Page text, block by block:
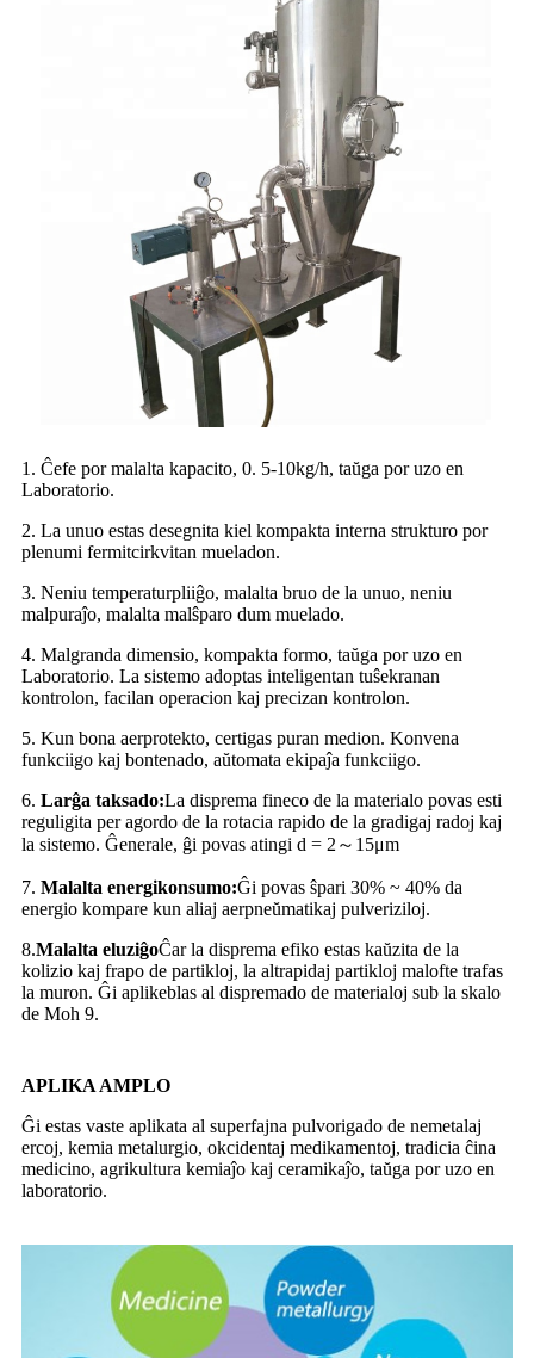
1. Ĉefe por malalta kapacito, 0. 5-10kg/h, taŭga por uzo en
Laboratorio.
2. La unuo estas desegnita kiel kompakta interna strukturo por
plenumi fermitcirkvitan mueladon.
3. Neniu temperaturpliiĝo, malalta bruo de la unuo, neniu
malpuraĵo, malalta malŝparo dum muelado.
4. Malgranda dimensio, kompakta formo, taŭga por uzo en
Laboratorio. La sistemo adoptas inteligentan tuŝekranan
kontrolon, facilan operacion kaj precizan kontrolon.
5. Kun bona aerprotekto, certigas puran medion. Konvena
funkciigo kaj bontenado, aŭtomata ekipaĵa funkciigo.
6. Larĝa taksado:La disprema fineco de la materialo povas esti
reguligita per agordo de la rotacia rapido de la gradigaj radoj kaj
la sistemo. Ĝenerale, ĝi povas atingi d = 2～15μm
7. Malalta energikonsumo:Ĝi povas ŝpari 30% ~ 40% da
energio kompare kun aliaj aerpneŭmatikaj pulveriziloj.
8.Malalta eluziĝoĈar la disprema efiko estas kaŭzita de la
kolizio kaj frapo de partikloj, la altrapidaj partikloj malofte trafas
la muron. Ĝi aplikeblas al dispremado de materialoj sub la skalo
de Moh 9.
APLIKA AMPLO
Ĝi estas vaste aplikata al superfajna pulvorigado de nemetalaj
ercoj, kemia metalurgio, okcidentaj medikamentoj, tradicia ĉina
medicino, agrikultura kemiaĵo kaj ceramikaĵo, taŭga por uzo en
laboratorio.